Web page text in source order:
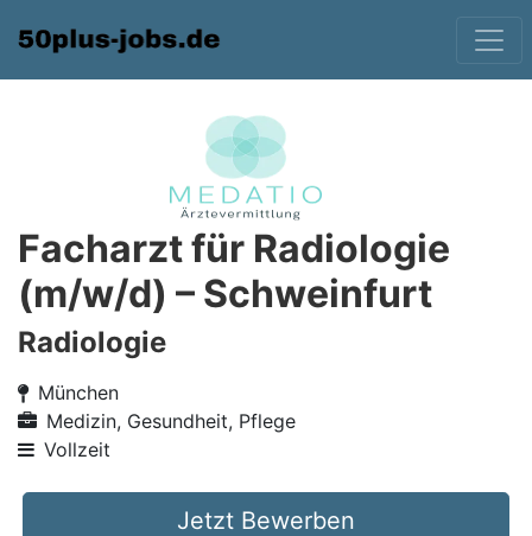
Facharzt für Radiologie
(m/w/d) – Schweinfurt
Radiologie
München
Medizin, Gesundheit, Pflege
Vollzeit
Jetzt Bewerben